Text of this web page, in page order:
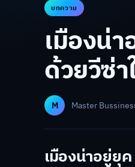
บทความ
เมืองน่
ด้วยวีซ่า
M Master
เมืองน่าอยู่ยุ